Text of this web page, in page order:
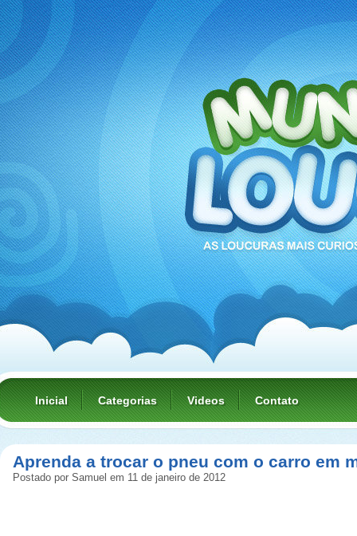
Inicial Categorias Videos Contato
Aprenda a trocar o pneu com o carro em
Postado por Samuel em 11 de janeiro de 2012